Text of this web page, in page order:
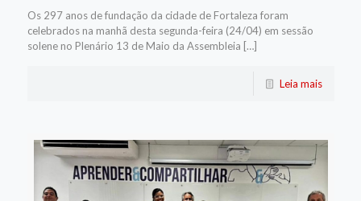
Os 297 anos de fundação da cidade de Fortaleza foram
celebrados na manhã desta segunda-feira (24/04) em sessão
solene no Plenário 13 de Maio da Assembleia […]
Leia mais